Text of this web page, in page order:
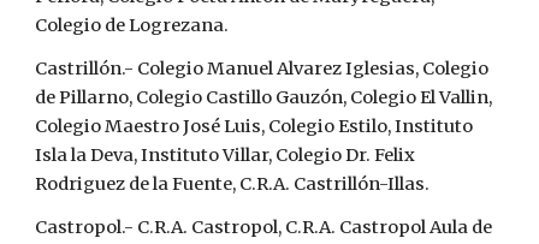
Colegio de Logrezana.
Castrillón.- Colegio Manuel Alvarez Iglesias, Colegio
de Pillarno, Colegio Castillo Gauzón, Colegio El Vallin,
Colegio Maestro José Luis, Colegio Estilo, Instituto
Isla la Deva, Instituto Villar, Colegio Dr. Felix
Rodriguez de la Fuente, C.R.A. Castrillón-Illas.
Castropol.- C.R.A. Castropol, C.R.A. Castropol Aula de